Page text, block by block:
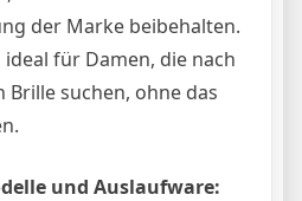
der Marke beibehalten.
für Damen, die nach
Brille suchen, ohne das
und Auslaufware: